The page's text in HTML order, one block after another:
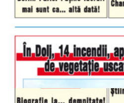
luni-vineri
duminică